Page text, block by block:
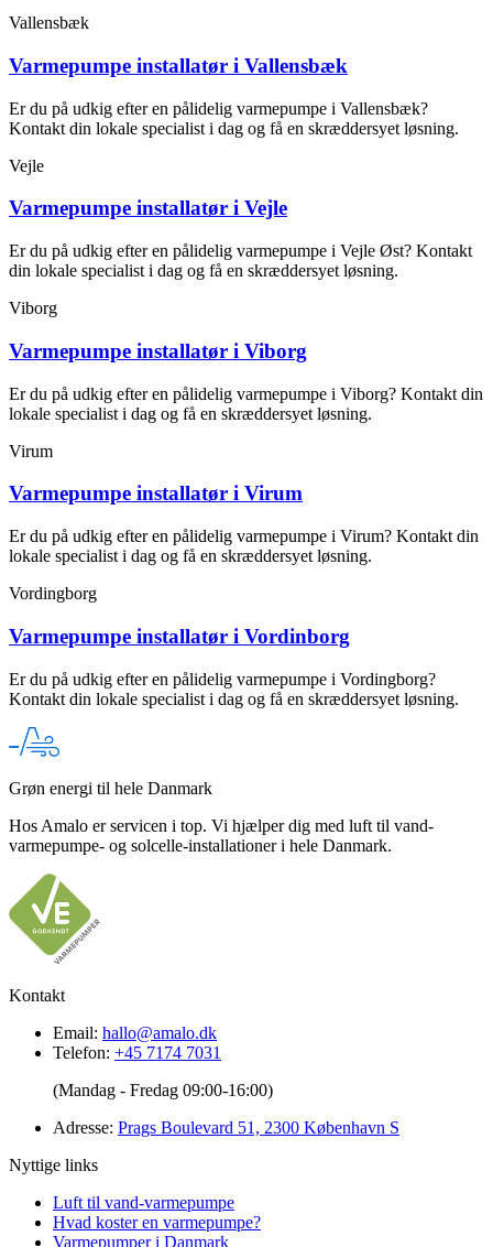
Vallensbæk
Varmepumpe installatør i Vallensbæk
Er du på udkig efter en pålidelig varmepumpe i Vallensbæk?
Kontakt din lokale specialist i dag og få en skræddersyet løsning.
Vejle
Varmepumpe installatør i Vejle
Er du på udkig efter en pålidelig varmepumpe i Vejle Øst? Kontakt
din lokale specialist i dag og få en skræddersyet løsning.
Viborg
Varmepumpe installatør i Viborg
Er du på udkig efter en pålidelig varmepumpe i Viborg? Kontakt din
lokale specialist i dag og få en skræddersyet løsning.
Virum
Varmepumpe installatør i Virum
Er du på udkig efter en pålidelig varmepumpe i Virum? Kontakt din
lokale specialist i dag og få en skræddersyet løsning.
Vordingborg
Varmepumpe installatør i Vordinborg
Er du på udkig efter en pålidelig varmepumpe i Vordingborg?
Kontakt din lokale specialist i dag og få en skræddersyet løsning.
Grøn energi til hele Danmark
Hos Amalo er servicen i top. Vi hjælper dig med luft til vand-
varmepumpe- og solcelle-installationer i hele Danmark.
Kontakt
Email: hallo@amalo.dk
Telefon: +45 7174 7031
(Mandag - Fredag 09:00-16:00)
Adresse: Prags Boulevard 51, 2300 København S
Nyttige links
Luft til vand-varmepumpe
Hvad koster en varmepumpe?
Varmepumper i Danmark